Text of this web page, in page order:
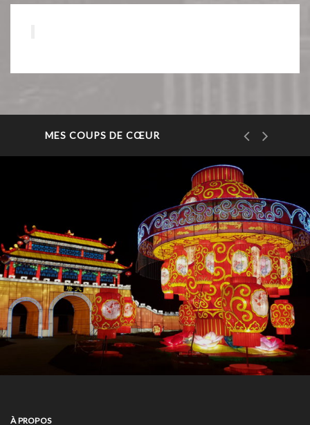
MES COUPS DE CŒUR
À PROPOS